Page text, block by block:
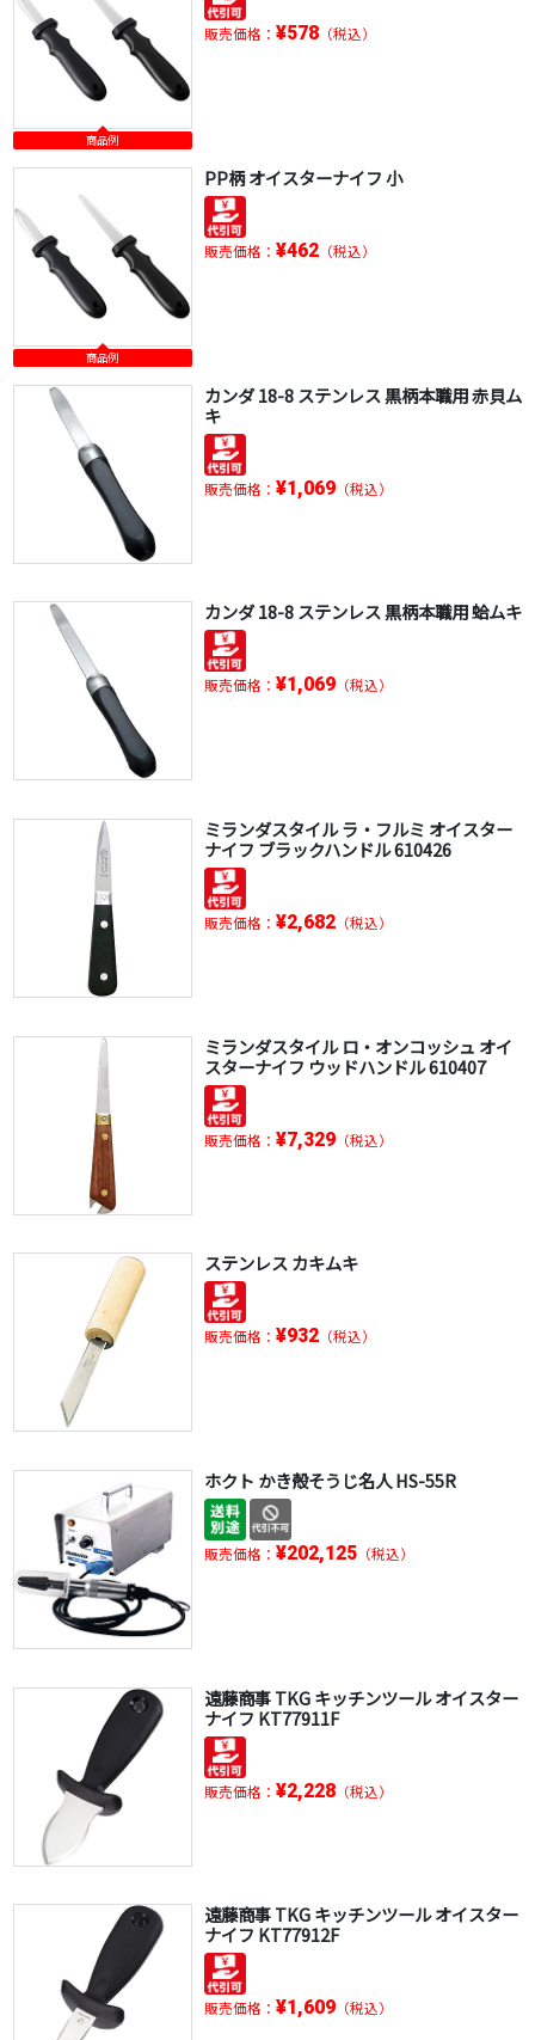
商品例
販売価格： ¥578（税込）
商品例
PP柄 オイスターナイフ 小
販売価格： ¥462（税込）
カンダ 18-8 ステンレス 黒柄本職用 赤貝ム
キ
販売価格： ¥1,069（税込）
カンダ 18-8 ステンレス 黒柄本職用 蛤ムキ
販売価格： ¥1,069（税込）
ミランダスタイル ラ・フルミ オイスター
ナイフ ブラックハンドル 610426
販売価格： ¥2,682（税込）
ミランダスタイル ロ・オンコッシュ オイ
スターナイフ ウッドハンドル 610407
販売価格： ¥7,329（税込）
ステンレス カキムキ
販売価格： ¥932（税込）
ホクト かき殻そうじ名人 HS-55R
販売価格： ¥202,125（税込）
遠藤商事 TKG キッチンツール オイスター
ナイフ KT77911F
販売価格： ¥2,228（税込）
遠藤商事 TKG キッチンツール オイスター
ナイフ KT77912F
販売価格： ¥1,609（税込）